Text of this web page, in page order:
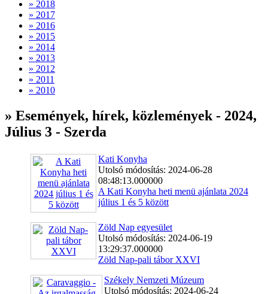
» 2018
» 2017
» 2016
» 2015
» 2014
» 2013
» 2012
» 2011
» 2010
» Események, hírek, közlemények - 2024,
Július 3 - Szerda
Kati Konyha
Utolsó módosítás: 2024-06-28
08:48:13.000000
A Kati Konyha heti menü ajánlata 2024
július 1 és 5 között
Zöld Nap egyesület
Utolsó módosítás: 2024-06-19
13:29:37.000000
Zöld Nap-pali tábor XXVI
Székely Nemzeti Múzeum
Utolsó módosítás: 2024-06-24